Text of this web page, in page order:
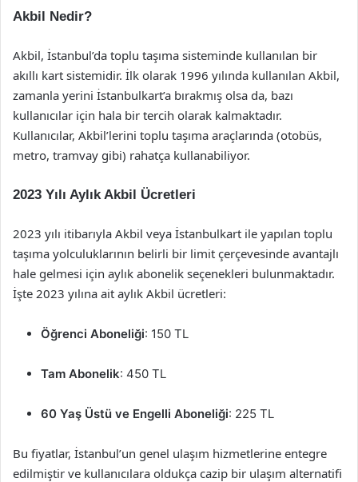
Akbil Nedir?
Akbil, İstanbul’da toplu taşıma sisteminde kullanılan bir
akıllı kart sistemidir. İlk olarak 1996 yılında kullanılan Akbil,
zamanla yerini İstanbulkart’a bırakmış olsa da, bazı
kullanıcılar için hala bir tercih olarak kalmaktadır.
Kullanıcılar, Akbil’lerini toplu taşıma araçlarında (otobüs,
metro, tramvay gibi) rahatça kullanabiliyor.
2023 Yılı Aylık Akbil Ücretleri
2023 yılı itibarıyla Akbil veya İstanbulkart ile yapılan toplu
taşıma yolculuklarının belirli bir limit çerçevesinde avantajlı
hale gelmesi için aylık abonelik seçenekleri bulunmaktadır.
İşte 2023 yılına ait aylık Akbil ücretleri:
Öğrenci Aboneliği: 150 TL
Tam Abonelik: 450 TL
60 Yaş Üstü ve Engelli Aboneliği: 225 TL
Bu fiyatlar, İstanbul’un genel ulaşım hizmetlerine entegre
edilmiştir ve kullanıcılara oldukça cazip bir ulaşım alternatifi